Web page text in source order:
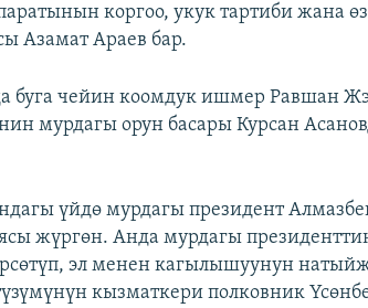
коргоо, укук тартиби жана
Азамат Араев бар.
буга чейин коомдук ишмер Равшан
мурдагы орун басары Курсан
үйдө мурдагы президент
жүргөн. Анда мурдагы
эл менен кагылышуунун
кызматкери полковник